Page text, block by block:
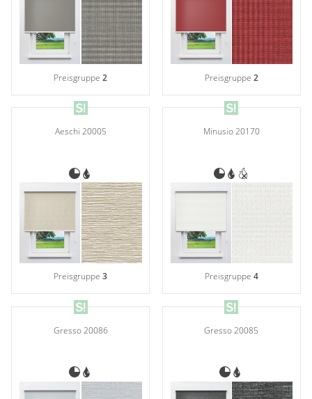
Preisgruppe2 Preisgruppe 2
Aeschi 20005
Preisgruppe3
Minusio 20170
Preisgruppe 4
Gresso 20086 Gresso 20085